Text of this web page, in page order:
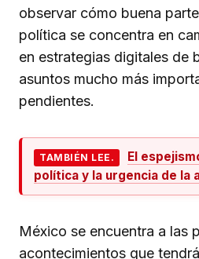
observar cómo buena
política se concentra en
en estrategias digitales de
asuntos mucho más
pendientes.
TAMBIÉN LEE.
El
política y la urgencia de la
México se encuentra a las
acontecimientos que